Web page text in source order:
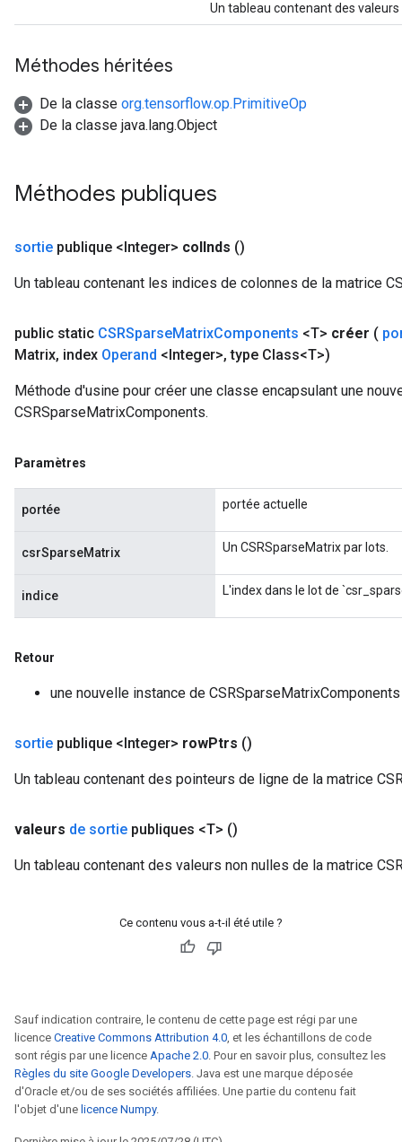
Un tableau contenant des
Méthodes héritées
De la classe org.tensorflow.op.PrimitiveOp
De la classe java.lang.Object
Méthodes publiques
sortie publique <Integer> colInds ()
Un tableau contenant les indices de colonnes de la matrice
public static CSRSparseMatrixComponents <T> créer (
Matrix, index Operand <Integer>, type Class<T>)
Méthode d'usine pour créer une classe encapsulant une
CSRSparseMatrixComponents.
Paramètres
portée portée actuelle
csrSparseMatrix Un CSRSparseMatrix par lots.
indice L'index dans le lot de
Retour
une nouvelle instance de CSRSparseMatrixComponents
sortie publique <Integer> rowPtrs ()
Un tableau contenant des pointeurs de ligne de la matrice
valeurs de sortie publiques <T> ()
Un tableau contenant des valeurs non nulles de la matrice
Ce contenu vous a-t-il été utile ?
Sauf indication contraire, le contenu de cette page est régi par une
licence Creative Commons Attribution 4.0, et les échantillons de code
sont régis par une licence Apache 2.0. Pour en savoir plus, consultez les
Règles du site Google Developers. Java est une marque déposée
d'Oracle et/ou de ses sociétés affiliées. Une partie du contenu fait
l'objet d'une licence Numpy.